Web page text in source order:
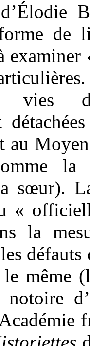
de
vies
au
la
sœur).
«
la
même
notoire